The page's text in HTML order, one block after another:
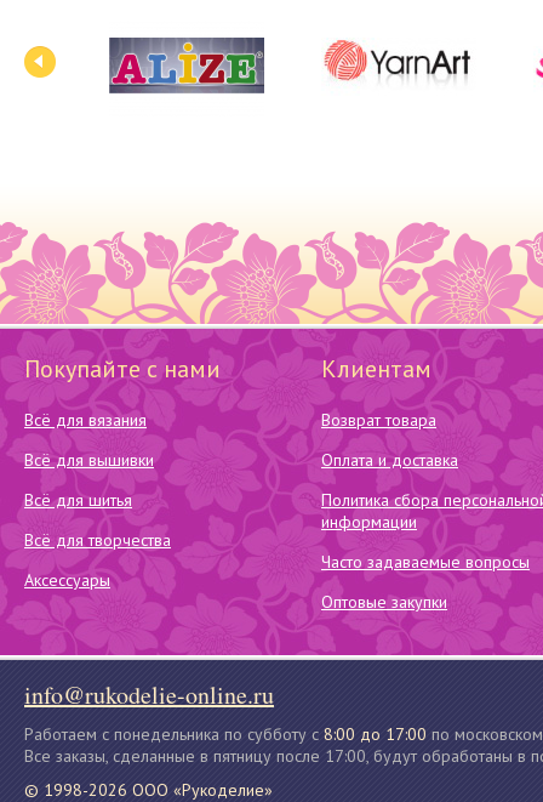
Покупайте с нами
Всё для вязания
Всё для вышивки
Всё для шитья
Всё для творчества
Аксессуары
Клиентам
Возврат товара
Оплата и доставка
Политика сбора
информации
Часто задаваемые вопросы
Оптовые закупки
info@rukodelie-online.ru
Работаем с понедельника по субботу с 8:00 до 17:00 по
Все заказы, сделанные в пятницу после 17:00, будут обработаны в
© 1998-2026 ООО «Рукоделие»